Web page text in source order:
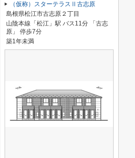
（仮称）スターテラスⅡ古志原
島根県松江市古志原２丁目
山陰本線「松江」駅 バス11分 「古志
原」 停歩7分
築1年未満